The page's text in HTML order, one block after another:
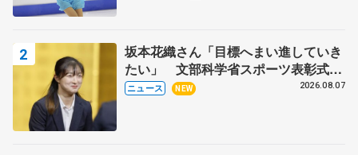
坂本花織さん「目標へまい進していき
たい」 文部科学省スポーツ表彰式で
代表謝辞
ニュース NEW 2026.08.07